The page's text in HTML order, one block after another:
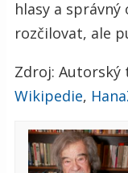
hlasy a
rozčilovat, ale
Zdroj: Autorský
Wikipedie,